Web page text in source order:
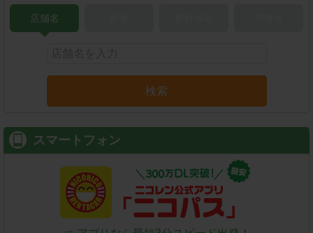
店舗名
検索
スマートフォン